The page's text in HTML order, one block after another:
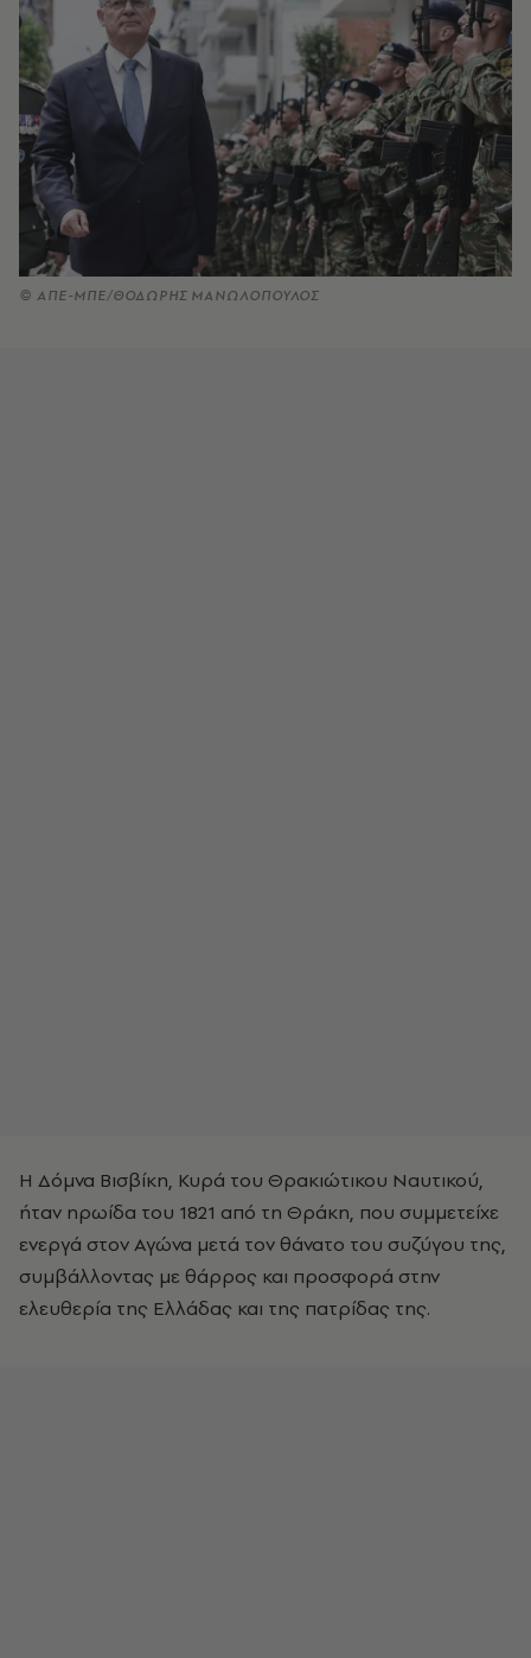
© ΑΠΕ-ΜΠΕ/ΘΟΔΩΡΗΣ ΜΑΝΩΛΟΠΟΥΛΟΣ
Η Δόμνα Βισβίκη, Κυρά του Θρακιώτικου Ναυτικού,
ήταν ηρωίδα του 1821 από τη Θράκη, που συμμετείχε
ενεργά στον Αγώνα μετά τον θάνατο του συζύγου της,
συμβάλλοντας με θάρρος και προσφορά στην
ελευθερία της Ελλάδας και της πατρίδας της.